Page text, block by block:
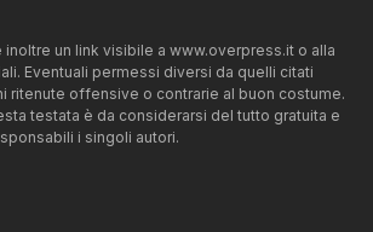
un link visibile a www.overpress.it o alla
Eventuali permessi diversi da quelli citati
ritenute offensive o contrarie al buon costume.
testata è da considerarsi del tutto gratuita e
i singoli autori.